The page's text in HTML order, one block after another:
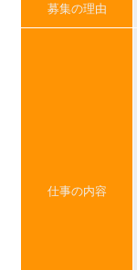
募集の理由
仕事の内容